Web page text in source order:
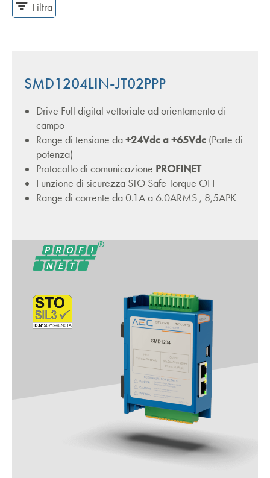
Filtra
SMD1204LIN-JT02PPP
Drive Full digital vettoriale ad orientamento di
campo
Range di tensione da+24Vdc a +65Vdc (Parte di
potenza)
Protocollo di comunicazione PROFINET
Funzione di sicurezza STO Safe Torque OFF
Range di corrente da 0.1A a 6.0ARMS , 8,5APK